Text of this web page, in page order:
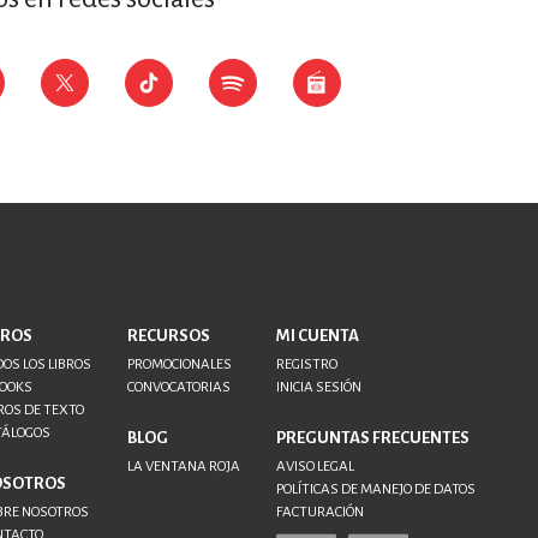
VETERINARIA
ANIMADOS
LOS LIBROS
DE TEXTO
NOSOTROS
RECURSOS
PROMOCIONALES
CONVOCATORIAS
BLOG
LA VENTANA ROJA
MI CUENTA
REGISTRO
INICIA SESIÓN
PREGUNTAS FRECUENTES
AVISO LEGAL
POLÍTICAS DE MANEJO DE DATOS
FACTURACIÓN